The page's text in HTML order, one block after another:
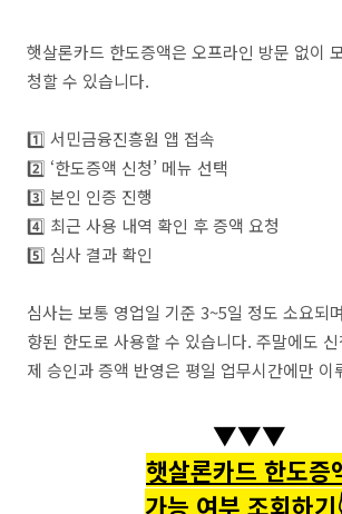
햇살론카드 한도증액은 오프라인 방문 없이
청할 수 있습니다.
1️⃣ 서민금융진흥원 앱 접속
2️⃣ ‘한도증액 신청’ 메뉴 선택
3️⃣ 본인 인증 진행
4️⃣ 최근 사용 내역 확인 후 증액 요청
5️⃣ 심사 결과 확인
심사는 보통 영업일 기준 3~5일 정도 소요되
향된 한도로 사용할 수 있습니다. 주말에도
제 승인과 증액 반영은 평일 업무시간에만 이
▼▼▼
햇살론카드 한도증
가능 여부 조회하기